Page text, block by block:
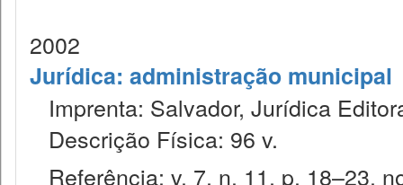
2002
Jurídica: administração municipal
Imprenta: Salvador, Jurídica
Descrição Física: 96 v.
Referência: v. 7, n. 11, p. 18–23,